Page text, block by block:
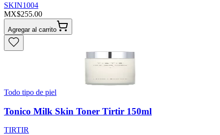
SKIN1004
MX$255.00
Agregar al carrito
Todo tipo de piel
Tonico Milk Skin Toner Tirtir 150ml
TIRTIR